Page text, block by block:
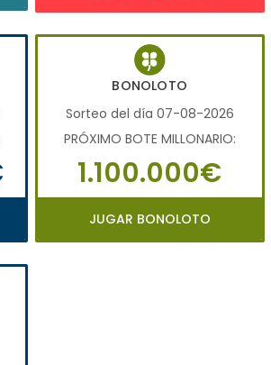
BONOLOTO
Sorteo del día 07-08-2026
PRÓXIMO BOTE MILLONARIO:
1.100.000€
JUGAR BONOLOTO